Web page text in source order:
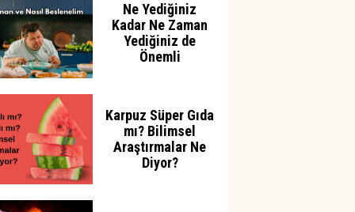
Ne Yediğiniz
Kadar Ne Zaman
Yediğiniz de
Önemli
Karpuz Süper Gıda
mı? Bilimsel
Araştırmalar Ne
Diyor?